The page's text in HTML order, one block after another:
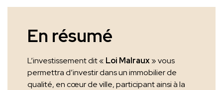
En résumé
L’investissement dit « Loi Malraux» vous
permettra d’investir dans un immobilier de
qualité, en cœur de ville, participant ainsi à la